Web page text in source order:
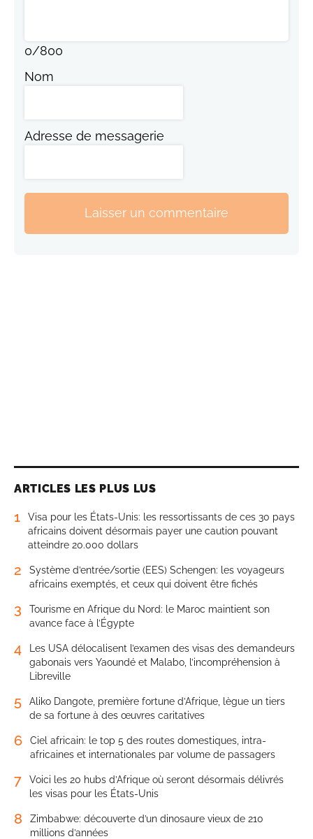
0/800
Nom
Adresse de messagerie
Laisser un commentaire
ARTICLES LES PLUS LUS
1
Visa pour les États-Unis: les ressortissants de ces 30 pays
africains doivent désormais payer une caution pouvant
atteindre 20.000 dollars
2
Système d’entrée/sortie (EES) Schengen: les voyageurs
africains exemptés, et ceux qui doivent être fichés
3
Tourisme en Afrique du Nord: le Maroc maintient son
avance face à l’Égypte
4
Les USA délocalisent l’examen des visas des demandeurs
gabonais vers Yaoundé et Malabo, l’incompréhension à
Libreville
5
Aliko Dangote, première fortune d’Afrique, lègue un tiers
de sa fortune à des œuvres caritatives
6
Ciel africain: le top 5 des routes domestiques, intra-
africaines et internationales par volume de passagers
7
Voici les 20 hubs d’Afrique où seront désormais délivrés
les visas pour les États-Unis
8
Zimbabwe: découverte d’un dinosaure vieux de 210
millions d’années